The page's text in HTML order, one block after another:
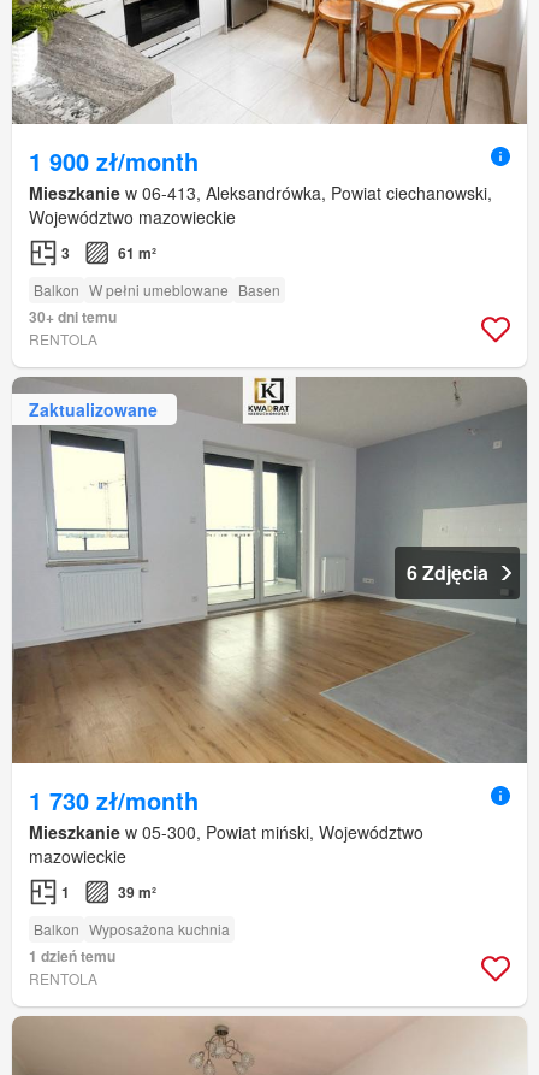
1 900 zł/month
Mieszkanie w 06-413, Aleksandrówka, Powiat ciechanowski,
Województwo mazowieckie
3 61 m²
Balkon W pełni umeblowane Basen
30+ dni temu
RENTOLA
Zaktualizowane
6 Zdjęcia
1 730 zł/month
Mieszkanie w 05-300, Powiat miński, Województwo
mazowieckie
1 39 m²
Balkon Wyposażona kuchnia
1 dzień temu
RENTOLA